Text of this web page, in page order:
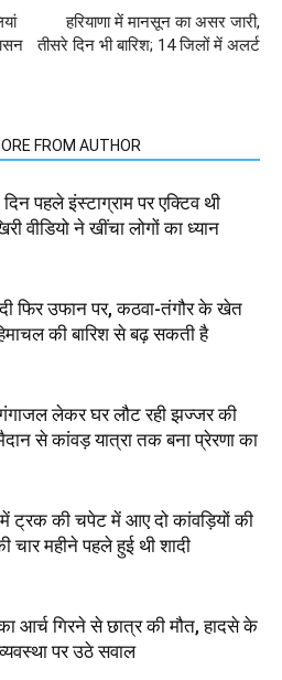
हरियाणा में मानसून का असर जारी,
तीसरे दिन भी बारिश; 14 जिलों में अलर्ट
FROM AUTHOR
पहले इंस्टाग्राम पर एक्टिव थी
वीडियो ने खींचा लोगों का ध्यान
फिर उफान पर, कठवा-तंगौर के खेत
की बारिश से बढ़ सकती है
लेकर घर लौट रही झज्जर की
से कांवड़ यात्रा तक बना प्रेरणा का
ट्रक की चपेट में आए दो कांवड़ियों की
चार महीने पहले हुई थी शादी
आर्च गिरने से छात्र की मौत, हादसे के
व्यवस्था पर उठे सवाल